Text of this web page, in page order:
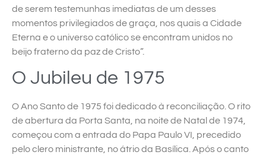
de serem testemunhas imediatas de um desses
momentos privilegiados de graça, nos quais a Cidade
Eterna e o universo católico se encontram unidos no
beijo fraterno da paz de Cristo”.
O Jubileu de 1975
O Ano Santo de 1975 foi dedicado à reconciliação. O rito
de abertura da Porta Santa, na noite de Natal de 1974,
começou com a entrada do Papa Paulo VI, precedido
pelo clero ministrante, no átrio da Basílica. Após o canto